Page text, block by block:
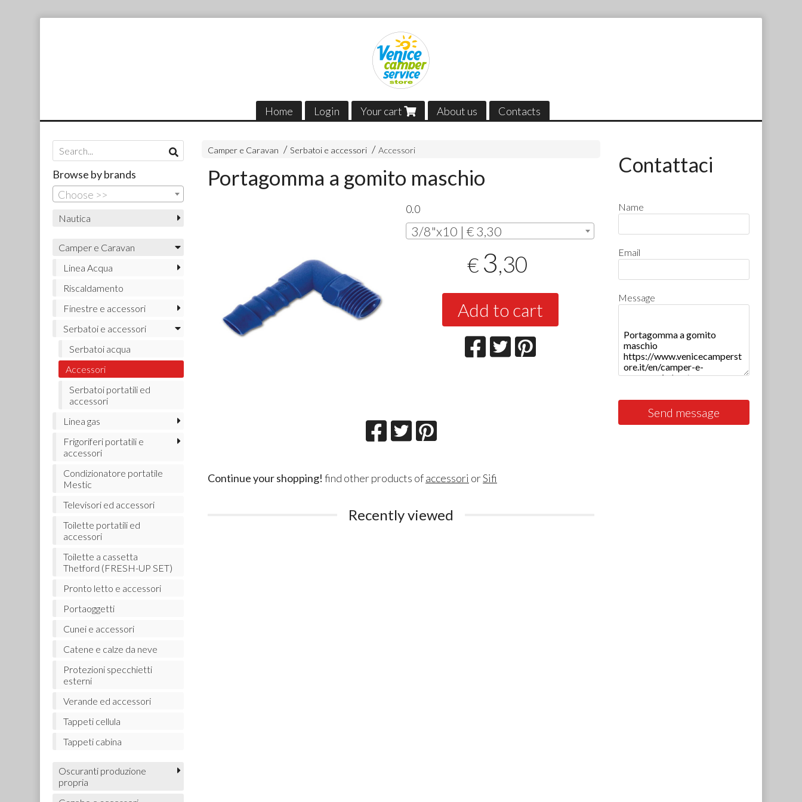
Home Login Your cart About us Contacts
Camper e Caravan Serbatoi e accessori Accessori
Portagomma a gomito maschio
0.0
3/8"x10 | € 3,30
€ 3,30
Add to cart
Continue your shopping! find other products ofaccessori orSifi
Recently viewed
Browse by brands
Choose >>
Nautica
Camper e Caravan
Linea Acqua
Riscaldamento
Finestre e accessori
Serbatoi e accessori
Serbatoi acqua
Accessori
Serbatoi portatili ed
accessori
Linea gas
Frigoriferi portatili e
accessori
Condizionatore portatile
Mestic
Televisori ed accessori
Toilette portatili ed
accessori
Toilette a cassetta
Thetford (FRESH-UP SET)
Pronto letto e accessori
Portaoggetti
Cunei e accessori
Catene e calze da neve
Protezioni specchietti
esterni
Verande ed accessori
Tappeti cellula
Tappeti cabina
Oscuranti produzione
propria
Contattaci
Name
Email
Message
Send message